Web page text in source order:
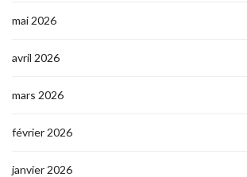
mai 2026
avril 2026
mars 2026
février 2026
janvier 2026